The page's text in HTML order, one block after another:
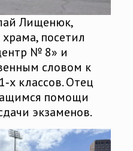
Лищенюк,
посетил
№ 8» и
словом к
классов. Отец
помощи
экзаменов.